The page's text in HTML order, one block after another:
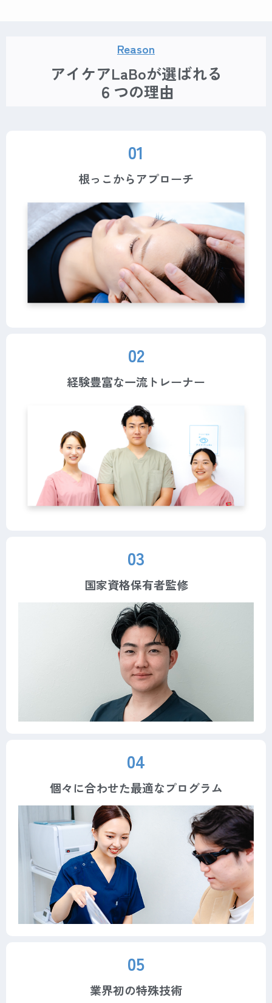
Reason
アイケアLaBoが選ばれる
６つの理由
01
根っこからアプローチ
02
経験豊富な一流トレーナー
03
国家資格保有者監修
04
個々に合わせた最適なプログラム
05
業界初の特殊技術